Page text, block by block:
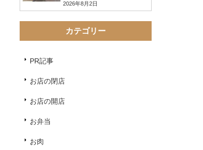
2026年8月2日
カテゴリー
PR記事
お店の閉店
お店の開店
お弁当
お肉